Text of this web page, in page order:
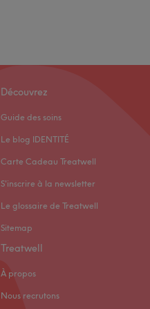
Découvrez
Guide des soins
Le blog IDENTITÉ
Carte Cadeau Treatwell
S'inscrire à la newsletter
Le glossaire de Treatwell
Sitemap
Treatwell
À propos
Nous recrutons